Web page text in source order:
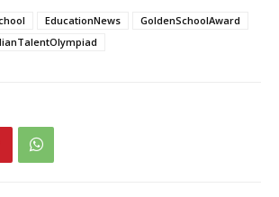
EducationNews
GoldenSchoolAward